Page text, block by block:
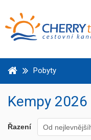
Pobyty
Kempy 2026
Řazení Od